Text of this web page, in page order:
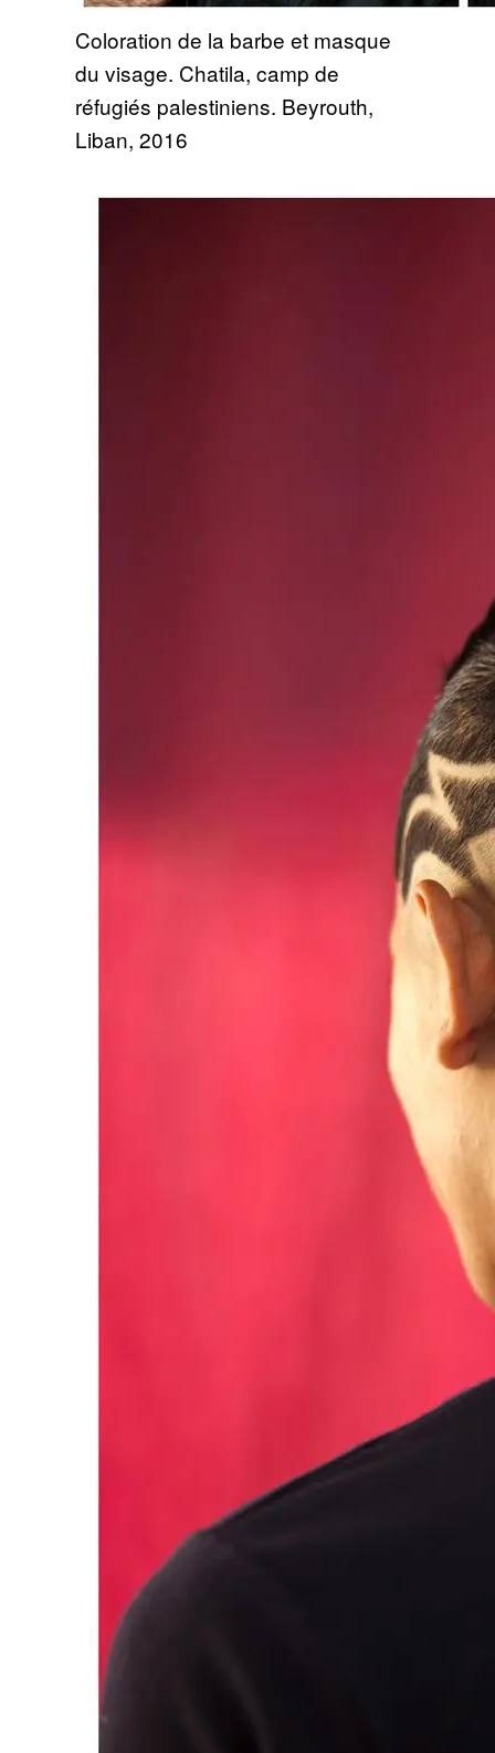
Coloration de la barbe et masque
du visage. Chatila, camp de
réfugiés palestiniens. Beyrouth,
Liban, 2016